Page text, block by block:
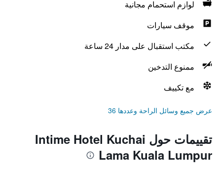
لوازم استحمام مجانية
موقف سيارات
مكتب استقبال على مدار 24 ساعة
ممنوع التدخين
مع تكييف
عرض جميع وسائل الراحة وعددها 36
تقييمات حول Intime Hotel Kuchai
Lama Kuala Lumpur